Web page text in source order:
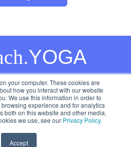
your computer. These cookies are
how you interact with our website
We use this information in order to
experience and for analytics
both on this website and other media.
we use, see our Privacy Policy.
Accept
.YOGA
droits réservés